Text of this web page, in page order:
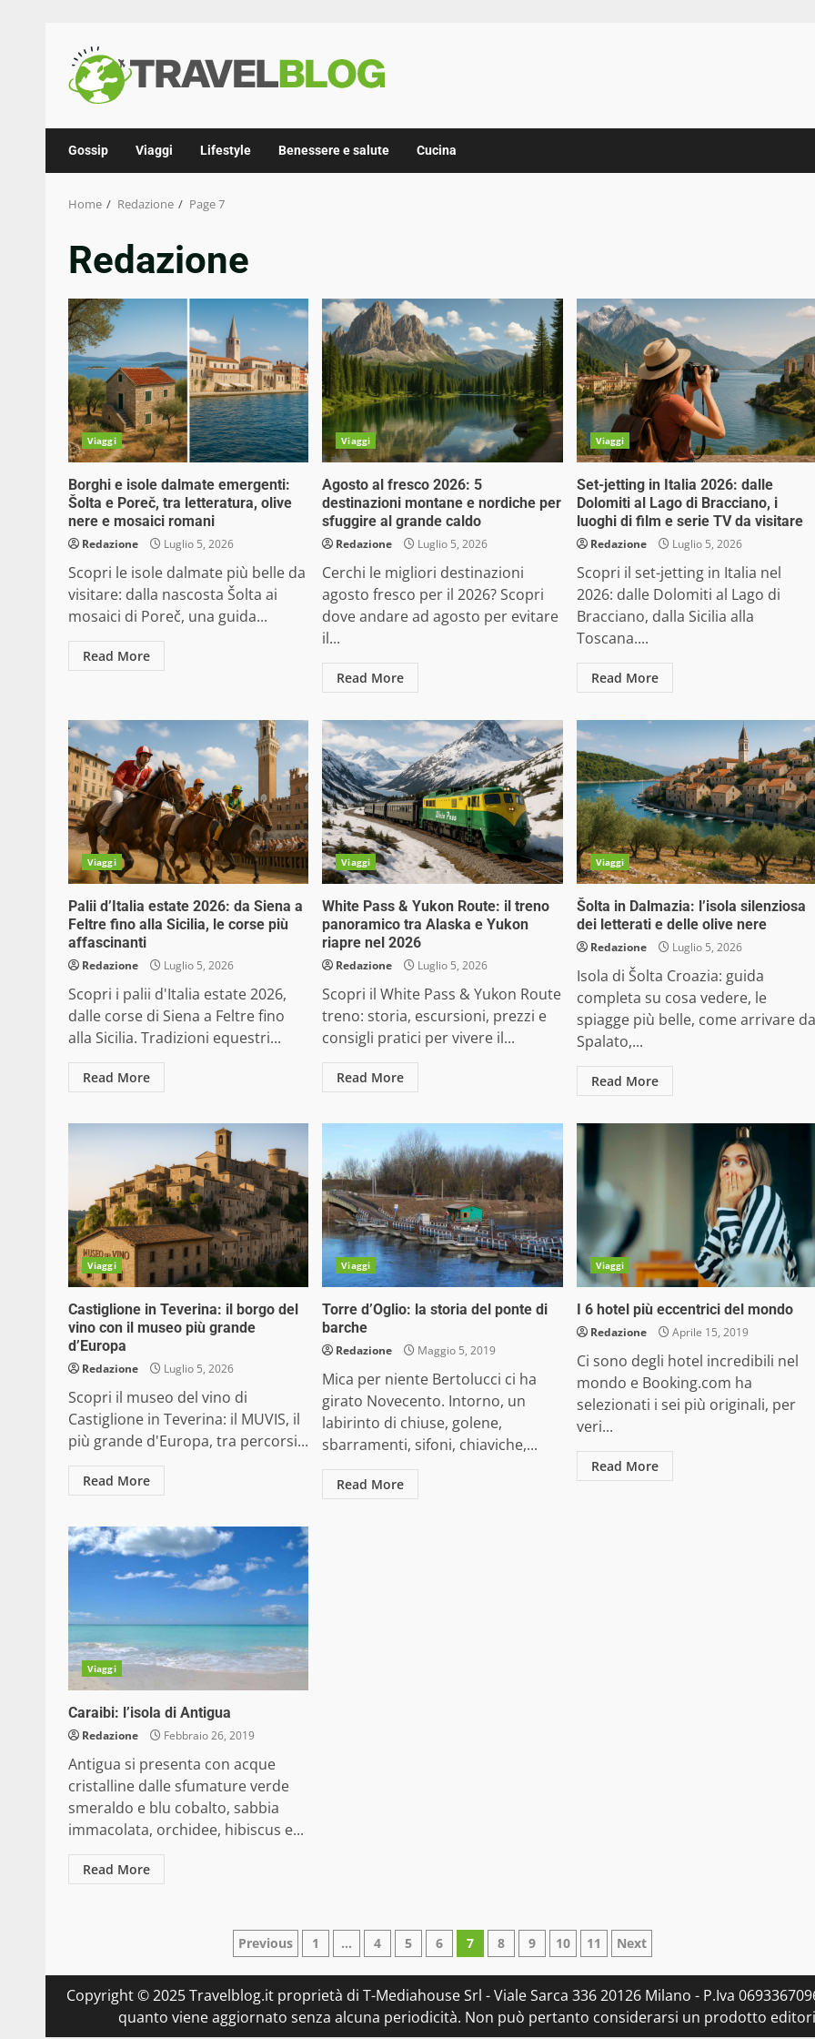
content
Gossip Viaggi Lifestyle Benessere e salute Cucina
Home Redazione Page 7
Redazione
Viaggi
Borghi e isole dalmate emergenti:
Šolta e Poreč, tra letteratura, olive
nere e mosaici romani
Redazione Luglio 5, 2026
Scopri le isole dalmate più belle da
visitare: dalla nascosta Šolta ai
mosaici di Poreč, una guida...
Read More
Viaggi
Agosto al fresco 2026: 5
destinazioni montane e nordiche per
sfuggire al grande caldo
Redazione Luglio 5, 2026
Cerchi le migliori destinazioni
agosto fresco per il 2026? Scopri
dove andare ad agosto per evitare
il...
Read More
Viaggi
Set-jetting in Italia 2026: dalle
Dolomiti al Lago di Bracciano, i
luoghi di film e serie TV da visitare
Redazione Luglio 5, 2026
Scopri il set-jetting in Italia nel
2026: dalle Dolomiti al Lago di
Bracciano, dalla Sicilia alla
Toscana....
Read More
Viaggi
Palii d’Italia estate 2026: da Siena a
Feltre fino alla Sicilia, le corse più
affascinanti
Redazione Luglio 5, 2026
Scopri i palii d'Italia estate 2026,
dalle corse di Siena a Feltre fino
alla Sicilia. Tradizioni equestri...
Read More
Viaggi
White Pass & Yukon Route: il treno
panoramico tra Alaska e Yukon
riapre nel 2026
Redazione Luglio 5, 2026
Scopri il White Pass & Yukon Route
treno: storia, escursioni, prezzi e
consigli pratici per vivere il...
Read More
Viaggi
Šolta in Dalmazia: l’isola silenziosa
dei letterati e delle olive nere
Redazione Luglio 5, 2026
Isola di Šolta Croazia: guida
completa su cosa vedere, le
spiagge più belle, come arrivare da
Spalato,...
Read More
Viaggi
Castiglione in Teverina: il borgo del
vino con il museo più grande
d’Europa
Redazione Luglio 5, 2026
Scopri il museo del vino di
Castiglione in Teverina: il MUVIS, il
più grande d'Europa, tra percorsi...
Read More
Viaggi
Torre d’Oglio: la storia del ponte di
barche
Redazione Maggio 5, 2019
Mica per niente Bertolucci ci ha
girato Novecento. Intorno, un
labirinto di chiuse, golene,
sbarramenti, sifoni, chiaviche,...
Read More
Viaggi
I 6 hotel più eccentrici del mondo
Redazione Aprile 15, 2019
Ci sono degli hotel incredibili nel
mondo e Booking.com ha
selezionati i sei più originali, per
veri...
Read More
Viaggi
Caraibi: l’isola di Antigua
Redazione Febbraio 26, 2019
Antigua si presenta con acque
cristalline dalle sfumature verde
smeraldo e blu cobalto, sabbia
immacolata, orchidee, hibiscus e...
Read More
Paginazione
degli
articoli
Previous 1 … 4 5 6 7 8 9 10 11 Next
Copyright © 2025 Travelblog.it proprietà di T-Mediahouse Srl - Viale Sarca 336 20126 Milano - P.Iva
quanto viene aggiornato senza alcuna periodicità. Non può pertanto considerarsi un prodotto